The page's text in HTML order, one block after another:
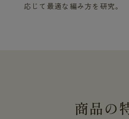
応じて最適な編み方を研究。
商品の